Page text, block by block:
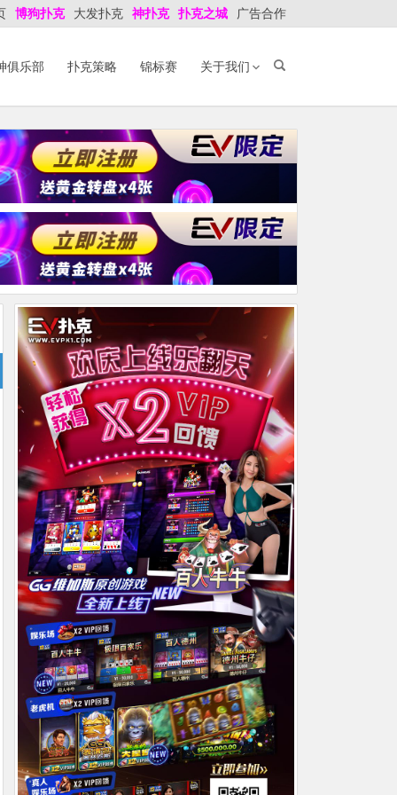
博狗扑克 大发扑克 神扑克 扑克之城 广告合作
俱乐部 扑克策略 锦标赛 关于我们